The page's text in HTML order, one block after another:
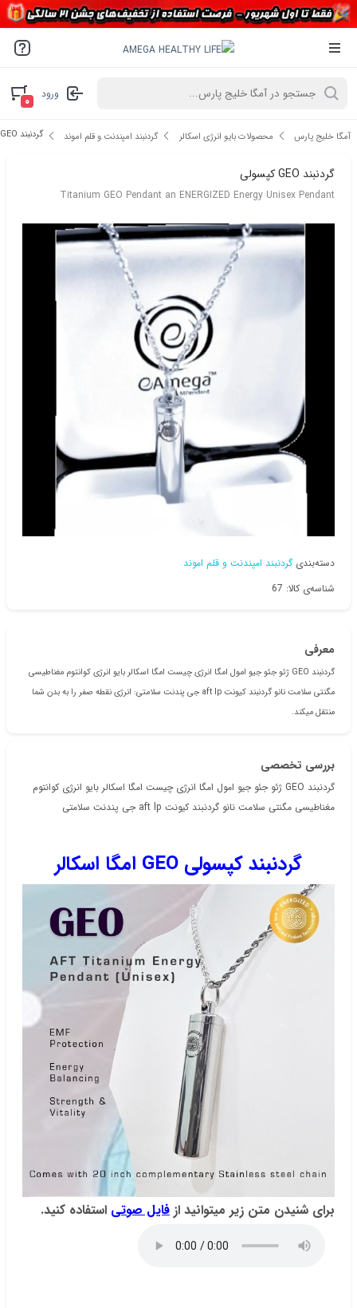
ورود ۰
آمگا خلیج پارس محصولات بایو انرژی اسکالر گردنبند امپندنت و قلم اموند گردنبند GEO کپسولی
گردنبند GEO کپسولی
Titanium GEO Pendant an ENERGIZED Energy Unisex Pendant
دسته‌بندی گردنبند امپندنت و قلم اموند
شناسه‌ی کالا: 67
معرفی
گردنبند GEO ژئو جئو جیو امول امگا انرژی چیست امگا اسکالر بایو انرژی کوانتوم مغناطیسی
مگنتی سلامت نانو گردنبند کیونت aft lp جی پندنت سلامتی: انرژی نقطه صفر را به بدن شما
منتقل میکند.
بررسی تخصصی
گردنبند GEO ژئو جئو جیو امول امگا انرژی چیست امگا اسکالر بایو انرژی کوانتوم
مغناطیسی مگنتی سلامت نانو گردنبند کیونت aft lp جی پندنت سلامتی
گردنبند کپسولی GEO امگا اسکالر
برای شنیدن متن زیر میتوانید از فایل صوتی استفاده کنید.